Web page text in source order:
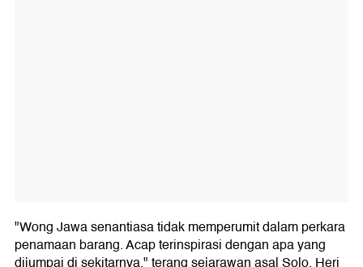
"Wong Jawa senantiasa tidak memperumit dalam perkara
penamaan barang. Acap terinspirasi dengan apa yang
dijumpai di sekitarnya," terang sejarawan asal Solo, Heri